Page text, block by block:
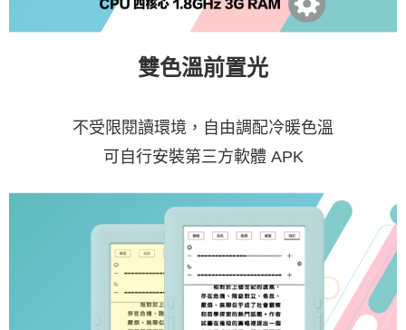
雙色溫前置光
不受限閱讀環境，自由調配冷暖色溫
可自行安裝第三方軟體 APK